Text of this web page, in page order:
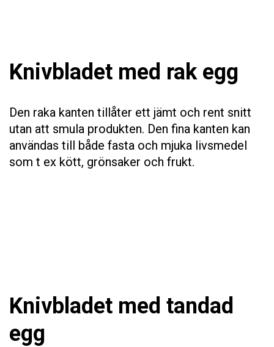
Knivbladet med rak egg
Den raka kanten tillåter ett jämt och rent snitt
utan att smula produkten. Den fina kanten kan
användas till både fasta och mjuka livsmedel
som t ex kött, grönsaker och frukt.
Knivbladet med tandad
egg